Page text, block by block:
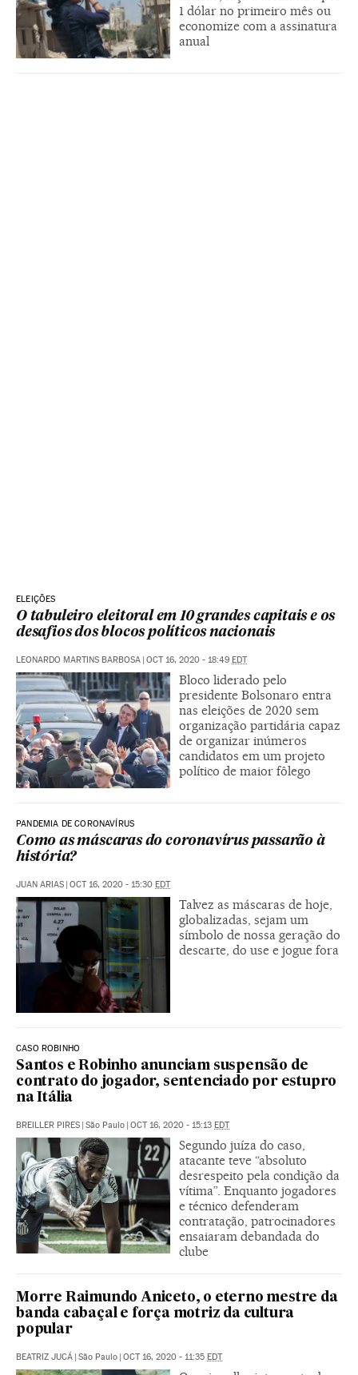
1 dólar no primeiro mês ou
economize com a assinatura
anual
ELEIÇÕES
O tabuleiro eleitoral em 10 grandes capitais e os
desafios dos blocos políticos nacionais
LEONARDO MARTINS BARBOSA OCT 16, 2020 - 18:49 EDT
Bloco liderado pelo
presidente Bolsonaro entra
nas eleições de 2020 sem
organização partidária capaz
de organizar inúmeros
candidatos em um projeto
político de maior fôlego
PANDEMIA DE CORONAVÍRUS
Como as máscaras do coronavírus passarão à
história?
JUAN ARIAS OCT 16, 2020 - 15:30 EDT
Talvez as máscaras de hoje,
globalizadas, sejam um
símbolo de nossa geração do
descarte, do use e jogue fora
CASO ROBINHO
Santos e Robinho anunciam suspensão de
contrato do jogador, sentenciado por estupro
na Itália
BREILLER PIRES | São Paulo | OCT 16, 2020 - 15:13 EDT
Segundo juíza do caso,
atacante teve “absoluto
desrespeito pela condição da
vítima”. Enquanto jogadores
e técnico defenderam
contratação, patrocinadores
ensaiaram debandada do
clube
Morre Raimundo Aniceto, o eterno mestre da
banda cabaçal e força motriz da cultura
popular
BEATRIZ JUCÁ | São Paulo | OCT 16, 2020 - 11:35 EDT